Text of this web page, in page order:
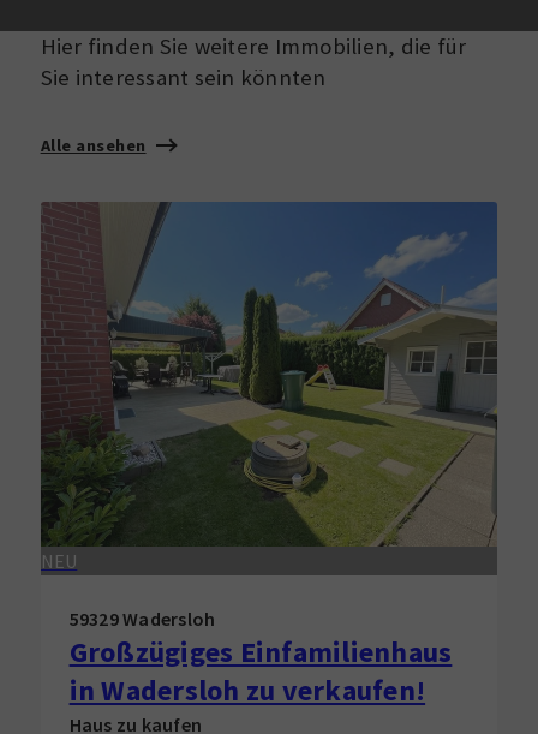
Hier finden Sie weitere Immobilien, die für
Sie interessant sein könnten
Alle ansehen
NEU
59329 Wadersloh
Großzügiges Einfamilienhaus
in Wadersloh zu verkaufen!
Haus zu kaufen